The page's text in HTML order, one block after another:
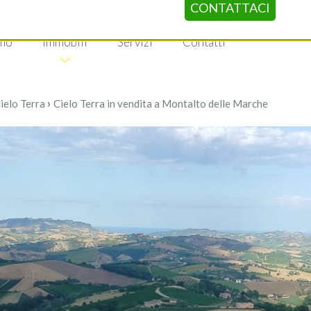
Immobili Servizi Contatti
CONTATTACI
Terra › Cielo Terra in vendita a Montalto delle Marche